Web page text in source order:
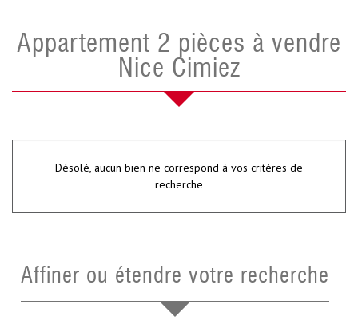
Appartement 2 pièces à vendre
Nice Cimiez
Désolé, aucun bien ne correspond à vos critères de
recherche
Affiner ou étendre votre recherche